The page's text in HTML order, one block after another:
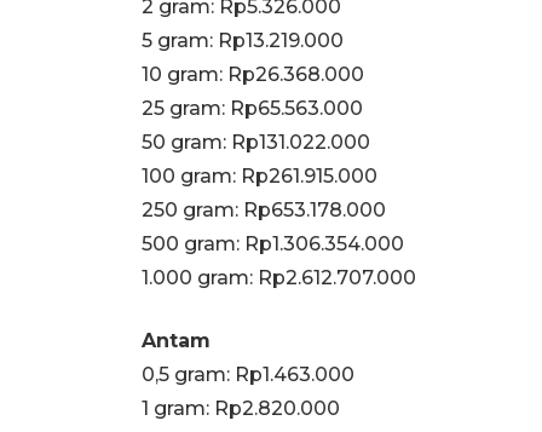
‎2 gram: Rp5.326.000
‎5 gram: Rp13.219.000
‎10 gram: Rp26.368.000
‎25 gram: Rp65.563.000
‎50 gram: Rp131.022.000
‎100 gram: Rp261.915.000
‎250 gram: Rp653.178.000
‎500 gram: Rp1.306.354.000
‎1.000 gram: Rp2.612.707.000
Antam
0,5 gram: Rp1.463.000
‎1 gram: Rp2.820.000